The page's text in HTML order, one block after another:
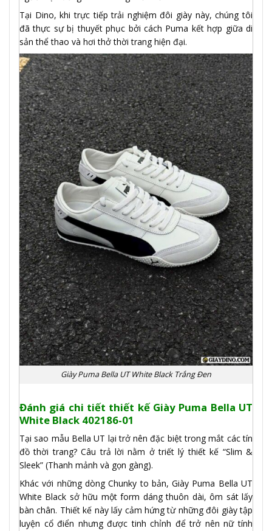
Tại Dino, khi trực tiếp trải nghiệm đôi giày này, chúng tôi
đã thực sự bị thuyết phục bởi cách Puma kết hợp giữa di
sản thể thao và hơi thở thời trang hiện đại.
Giày Puma Bella UT White Black Trắng Đen
Đánh giá chi tiết thiết kế Giày Puma Bella UT
White Black 402186-01
Tại sao mẫu Bella UT lại trở nên đặc biệt trong mắt các tín
đồ thời trang? Câu trả lời nằm ở triết lý thiết kế “Slim &
Sleek” (Thanh mảnh và gọn gàng).
Khác với những dòng Chunky to bản, Giày Puma Bella UT
White Black sở hữu một form dáng thuôn dài, ôm sát lấy
bàn chân. Thiết kế này lấy cảm hứng từ những đôi giày tập
luyện cổ điển nhưng được tinh chỉnh để trở nên nữ tính